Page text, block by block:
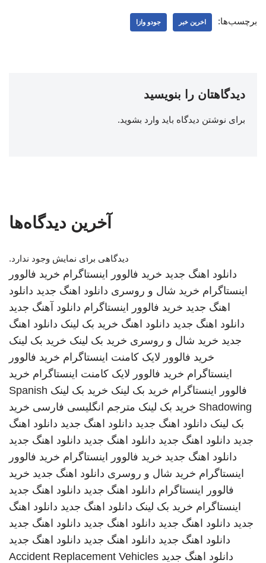
برچسب‌ها: اخرین خبر جودو وازا
دیدگاهتان را بنویسید
برای نوشتن دیدگاه باید وارد بشوید.
آخرین دیدگاه‌ها
دیدگاهی برای نمایش وجود ندارد.
دانلود اهنگ جدید خرید فالوور اینستاگرام خرید فالوور
اینستاگرام خرید شال و روسری دانلود اهنگ جدید دانلود
اهنگ جدید خرید فالوور اینستاگرام دانلود آهنگ جدید
دانلود اهنگ جدید دانلود اهنگ خرید بک لینک دانلود اهنگ
جدید خرید شال و روسری خرید بک لینک خرید بک لینک
خرید فالوور لایک کامنت اینستاگرام خرید فالوور
اینستاگرام خرید فالوور لایک کامنت اینستاگرام خرید
فالوور اینستاگرام خرید بک لینک خرید بک لینک Spanish
Shadowing خرید بک لینک مترجم انگلیسی فارسی خرید
بک لینک دانلود اهنگ جدید دانلود اهنگ جدید دانلود اهنگ
جدید دانلود اهنگ جدید دانلود اهنگ جدید دانلود اهنگ جدید
دانلود اهنگ جدید خرید فالوور اینستاگرام خرید فالوور
اینستاگرام خرید شال و روسری دانلود اهنگ جدید خرید
فالوور اینستاگرام دانلود اهنگ جدید دانلود اهنگ جدید
اینستاگرام خرید بک لینک دانلود اهنگ جدید دانلود اهنگ
جدید دانلود اهنگ جدید دانلود اهنگ جدید دانلود اهنگ جدید
دانلود اهنگ جدید دانلود اهنگ جدید دانلود اهنگ جدید
دانلود اهنگ جدید Accident Replacement Vehicles